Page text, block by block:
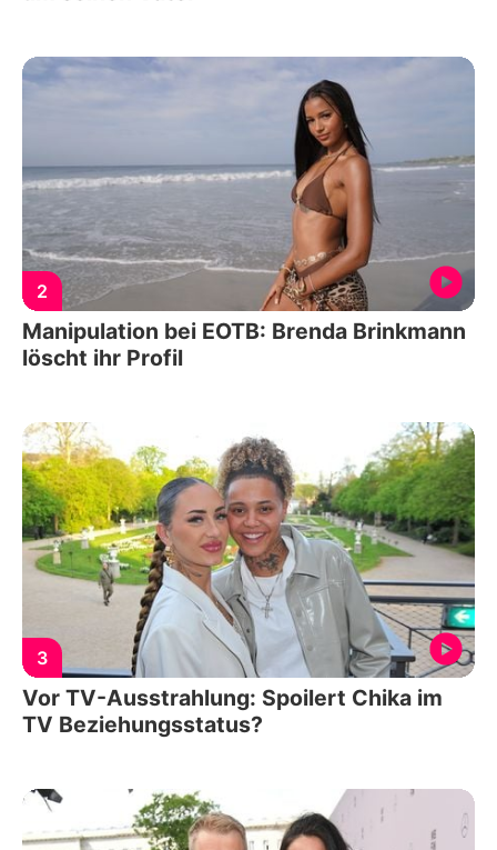
2
Manipulation bei EOTB: Brenda Brinkmann
löscht ihr Profil
3
Vor TV-Ausstrahlung: Spoilert Chika im
TV Beziehungsstatus?